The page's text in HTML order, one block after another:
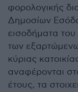
φορολογικής
Δημοσίων
εισοδήματα του
των
κύριας
αναφέρονται
έτους, τα